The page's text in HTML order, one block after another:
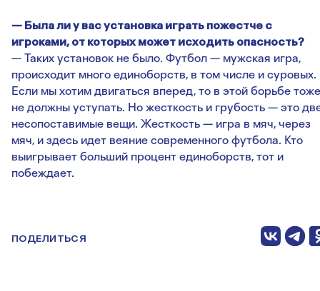
— Была ли у вас установка играть пожестче с
игроками, от которых может исходить опасность?
— Таких установок не было. Футбол — мужская игра,
происходит много единоборств, в том числе и суровых.
Если мы хотим двигаться вперед, то в этой борьбе тоже
не должны уступать. Но жесткость и грубость — это
несопоставимые вещи. Жесткость — игра в мяч, через
мяч, и здесь идет веяние современного футбола. Кто
выигрывает больший процент единоборств, тот и
побеждает.
ПОДЕЛИТЬСЯ